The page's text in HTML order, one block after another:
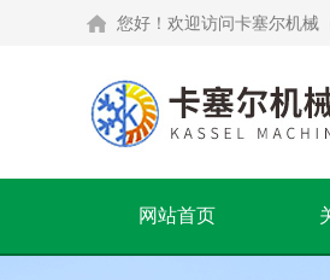
您好！欢迎访问卡塞尔机械
网站首页